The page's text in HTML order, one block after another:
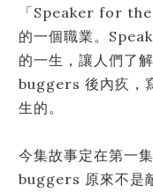
「Speaker for the
的一個職業。
的一生，讓人們了
buggers 後內疚，
生的。
今集故事定在第一
buggers 原來不是